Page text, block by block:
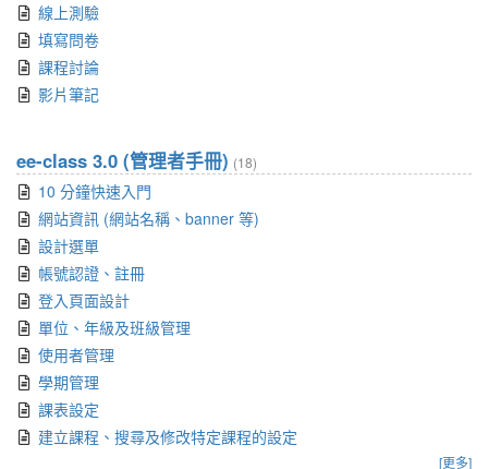
線上測驗
填寫問卷
課程討論
影片筆記
ee-class 3.0 (管理者手冊) (18)
10 分鐘快速入門
網站資訊 (網站名稱、banner 等)
設計選單
帳號認證、註冊
登入頁面設計
單位、年級及班級管理
使用者管理
學期管理
課表設定
建立課程、搜尋及修改特定課程的設定
[更多]